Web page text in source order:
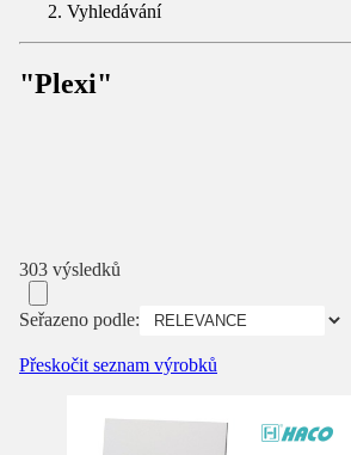
Vyhledávání
"Plexi"
303 výsledků
Seřazeno podle:
Přeskočit seznam výrobků